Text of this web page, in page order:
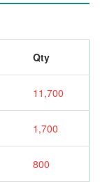
Qty
11,700
1,700
800